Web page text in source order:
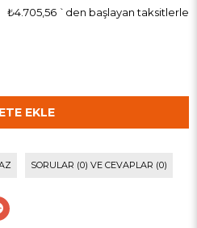
₺4.705,56 `den başlayan taksitlerle
SORULAR (0) VE CEVAPLAR (0)